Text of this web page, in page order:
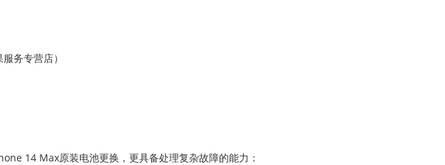
务专营店）
14 Max原装电池更换，更具备处理复杂故障的能力：